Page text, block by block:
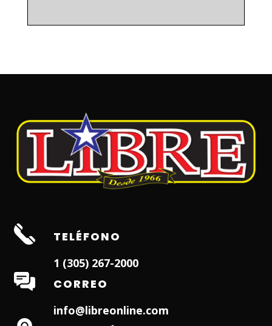
TELÉFONO
1 (305) 267-2000
CORREO
info@libreonline.com